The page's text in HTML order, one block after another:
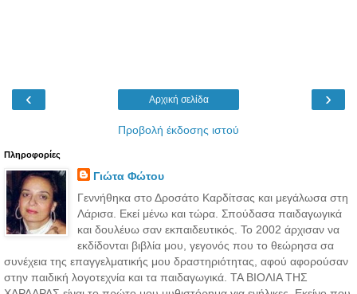
‹ ›
Αρχική σελίδα
Προβολή έκδοσης ιστού
Πληροφορίες
Γιώτα Φώτου
Γεννήθηκα στο Δροσάτο Καρδίτσας και μεγάλωσα στη
Λάρισα. Εκεί μένω και τώρα. Σπούδασα παιδαγωγικά
και δουλέυω σαν εκπαιδευτικός. Το 2002 άρχισαν να
εκδίδονται βιβλία μου, γεγονός που το θεώρησα σα
συνέχεια της επαγγελματικής μου δραστηριότητας, αφού αφορούσαν
στην παιδική λογοτεχνία και τα παιδαγωγικά. ΤΑ ΒΙΟΛΙΑ ΤΗΣ